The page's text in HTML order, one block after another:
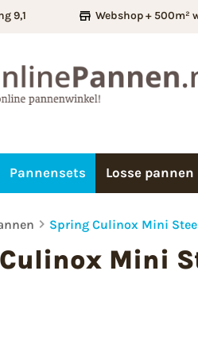
9,1 Webshop + 500m²
Pannensets Losse pannen
Spring Culinox Mini
Mini